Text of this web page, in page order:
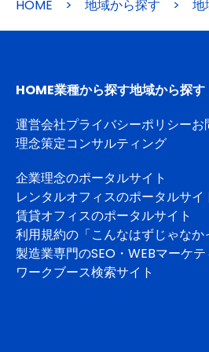
HOME > 地域から探す > 地
HOME業種から探す地域から探す
運営会社プライバシーポリシーお
理念策定コンサルティング
企業理念のポータルサイト
レンタルオフィスのポータルサイ
賃貸オフィスのポータルサイト
利用規約の「こんなはずじゃなか
製造業専門のSEO・WEBマーケ
ワークブース検索サイト